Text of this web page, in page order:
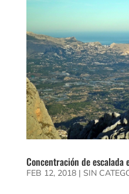
Concentración de escalada
FEB 12, 2018| SIN